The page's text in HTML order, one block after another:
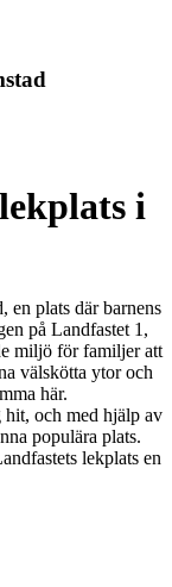
i
en plats där barnens
på Landfastet 1,
miljö för familjer att
välskötta ytor och
här.
och med hjälp av
populära plats.
lekplats en